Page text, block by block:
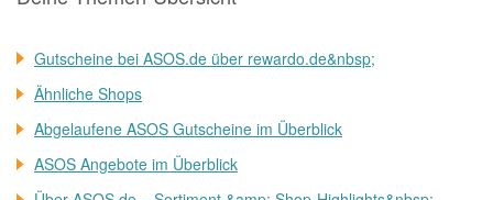
Gutscheine bei ASOS.de über rewardo.de&nbsp;
Ähnliche Shops
Abgelaufene ASOS Gutscheine im Überblick
ASOS Angebote im Überblick